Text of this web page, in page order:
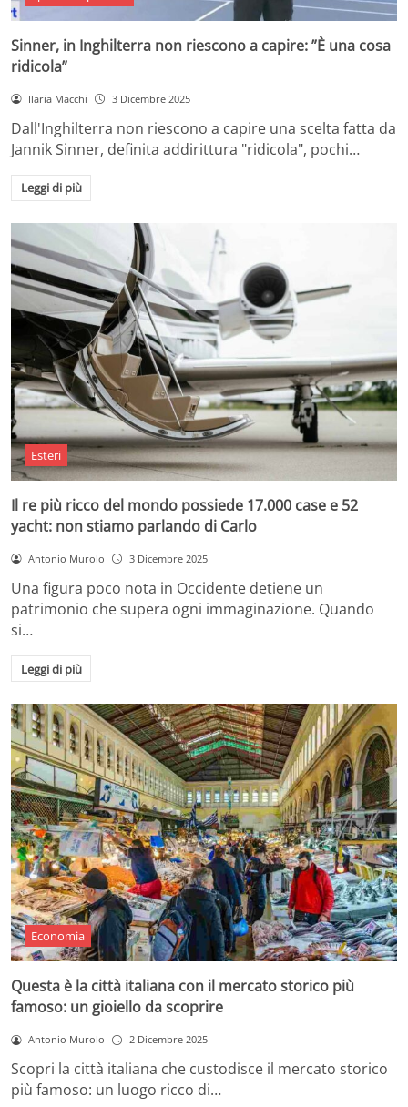
Sinner, in Inghilterra non riescono a capire: ”È una cosa
ridicola”
Ilaria Macchi 3 Dicembre 2025
Dall'Inghilterra non riescono a capire una scelta fatta da
Jannik Sinner, definita addirittura "ridicola", pochi…
Leggi di più
Esteri
Il re più ricco del mondo possiede 17.000 case e 52
yacht: non stiamo parlando di Carlo
Antonio Murolo 3 Dicembre 2025
Una figura poco nota in Occidente detiene un
patrimonio che supera ogni immaginazione. Quando
si…
Leggi di più
Economia
Questa è la città italiana con il mercato storico più
famoso: un gioiello da scoprire
Antonio Murolo 2 Dicembre 2025
Scopri la città italiana che custodisce il mercato storico
più famoso: un luogo ricco di…